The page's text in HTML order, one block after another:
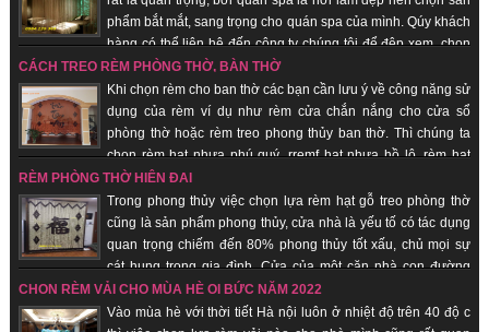
phẩm bắt mắt, sang trọng cho quán spa của mình. Qúy khách
hàng có thể liên hệ đến công ty chúng tôi để đệp xem, chọn
sản phẩm đẹp cho quán của mình, với đội ngũ nhân viên lâu năm trong
trang trí quán spa giúp quý khách hàng tiết kiệm chi phí, được sử dụng sản
phẩm đẹp, rẻ.
CÁCH TREO RÈM PHÒNG THỜ, BÀN THỜ
Khi chọn rèm cho ban thờ các bạn cần lưu ý về công năng sử
dụng của rèm ví dụ như rèm cửa chắn nắng cho cửa sổ
phòng thờ hoặc rèm treo phong thủy ban thờ. Thì chúng ta
chọn rèm hạt nhựa phú quý, rremf hạt nhựa hồ lô, rèm hạt
gỗ... những sản phẩm mang lại sự tôn nghiêm, sang trọng, may mắn, tài lộc
đến với quý khách hàng.
RÈM PHÒNG THỜ HIỆN ĐẠI
Trong phong thủy việc chọn lựa rèm hạt gỗ treo phòng thờ
cũng là sản phẩm phong thủy, cửa nhà là yếu tố có tác dụng
quan trọng chiếm đến 80% phong thủy tốt xấu, chủ mọi sự
cát hung trong gia đình. Cửa của một căn nhà con đường
thông dẫn khí từ bên ngoài vào bên trong nhà. Chính vì vậy các loại vật
dụng đi kèm, trang trí cho cửa nhà nói chung và rèm hạt gỗ phong thủy là
CHỌN RÈM VẢI CHO MÙA HÈ OI BỨC NĂM 2022
Vào mùa hè với thời tiết Hà nội luôn ở nhiệt độ trên 40 độ c